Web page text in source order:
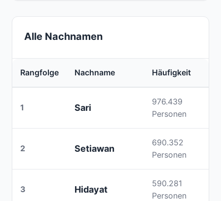
Alle Nachnamen
Rangfolge Nachname Häufigkeit
1 Sari
976.439
Personen
2 Setiawan
690.352
Personen
3 Hidayat
590.281
Personen